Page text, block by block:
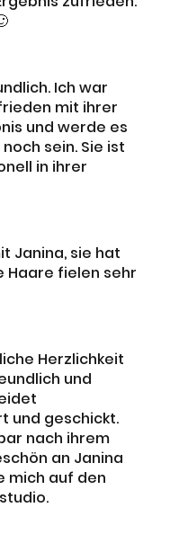
Ich war
mit ihrer
und werde es
sein. Sie ist
in ihrer
Janina, sie hat
Haare fielen sehr
Herzlichkeit
und
und geschickt.
nach ihrem
an Janina
mich auf den